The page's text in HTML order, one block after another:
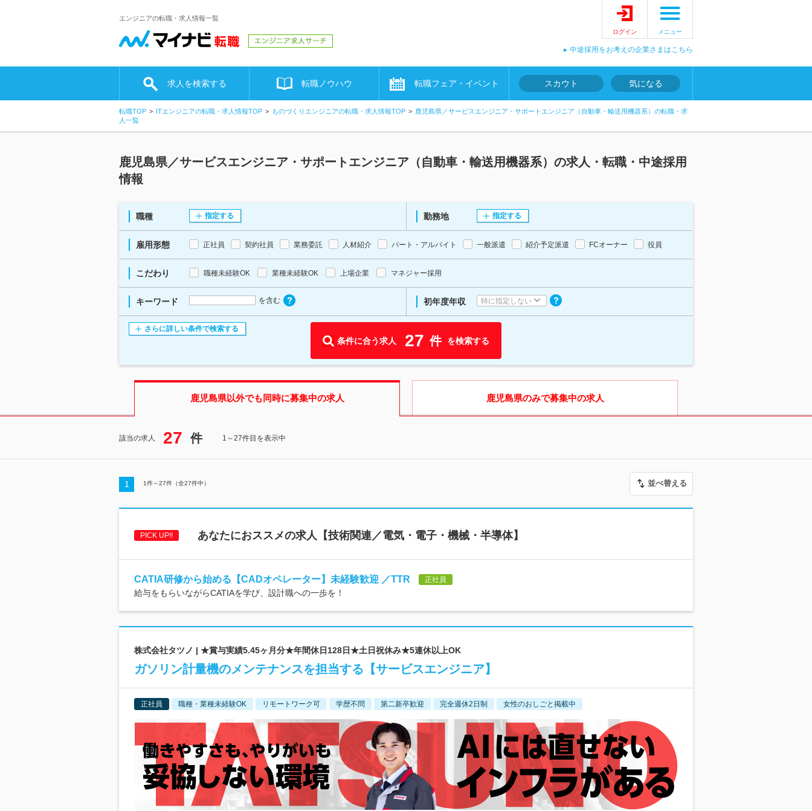
エンジニアの転職・求人情報一覧
ログイン メニュー
中途採用をお考えの企業さまはこちら
求人を検索する 転職ノウハウ 転職フェア・イベント スカウト 気になる
転職TOP ITエンジニアの転職・求人情報TOP ものづくりエンジニアの転職・求人情報TOP
鹿児島県／サービスエンジニア・サポートエンジニア（自動車・輸送用機器系）の転職・求
人一覧
鹿児島県／サービスエンジニア・サポートエンジニア（自動車・輸送用機器系）の求人・転職・中途採用
情報
職種 指定する 勤務地 指定する
雇用形態 正社員 契約社員 業務委託 人材紹介 パート・アルバイト 一般派遣 紹介予定派遣 FCオーナー 役員
こだわり 職種未経験OK 業種未経験OK 上場企業 マネジャー採用
キーワード を含む 初年度年収 特に指定しない
さらに詳しい条件で検索する
条件に合う求人 27 件 を検索する
鹿児島県以外でも同時に募集中の求人 鹿児島県のみで募集中の求人
該当の求人 27 件 1～27件目を表示中
1 1件～27件（全27件中） 並べ替える
PICK UP!! あなたにおススメの求人【技術関連／電気・電子・機械・半導体】
CATIA研修から始める【CADオペレーター】未経験歓迎 ／TTR 正社員
給与をもらいながらCATIAを学び、設計職への一歩を！
株式会社タツノ | ★賞与実績5.45ヶ月分★年間休日128日★土日祝休み★5連休以上OK
ガソリン計量機のメンテナンスを担当する【サービスエンジニア】
正社員 職種・業種未経験OK リモートワーク可 学歴不問 第二新卒歓迎 完全週休2日制 女性のおしごと掲載中